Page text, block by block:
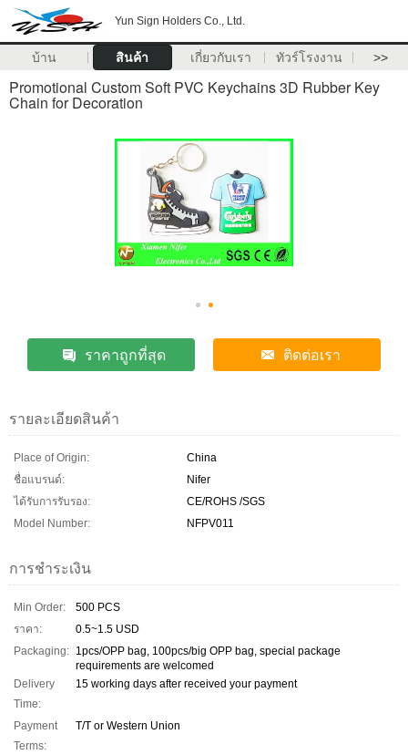
Yun Sign Holders Co., Ltd.
บ้าน สินค้า เกี่ยวกับเรา ทัวร์โรงงาน >>
Promotional Custom Soft PVC Keychains 3D Rubber Key
Chain for Decoration
ราคาถูกที่สุด ติดต่อเรา
รายละเอียดสินค้า
Place of Origin:
China
ชื่อแบรนด์:
Nifer
ได้รับการรับรอง:
CE/ROHS /SGS
Model Number:
NFPV011
การชำระเงิน
Min Order:
500 PCS
ราคา:
0.5~1.5 USD
Packaging: 1pcs/OPP bag, 100pcs/big OPP bag, special package
requirements are welcomed
Delivery
Time:
15 working days after received your payment
Payment
Terms:
T/T or Western Union